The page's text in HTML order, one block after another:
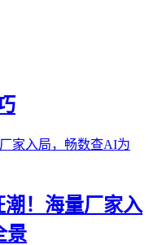
！海量厂家入
景